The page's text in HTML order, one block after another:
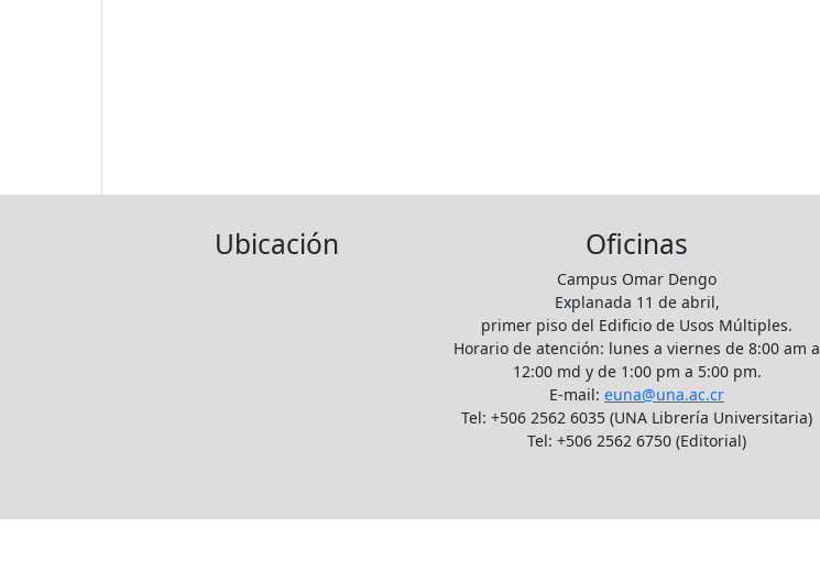
Ubicación Oficinas
Campus Omar Dengo
Explanada 11 de abril,
primer piso del Edificio de Usos Múltiples.
Horario de atención: lunes a viernes de 8:00 am a
12:00 md y de 1:00 pm a 5:00 pm.
E-mail:euna@una.ac.cr
Tel: +506 2562 6035 (UNA Librería Universitaria)
Tel: +506 2562 6750 (Editorial)